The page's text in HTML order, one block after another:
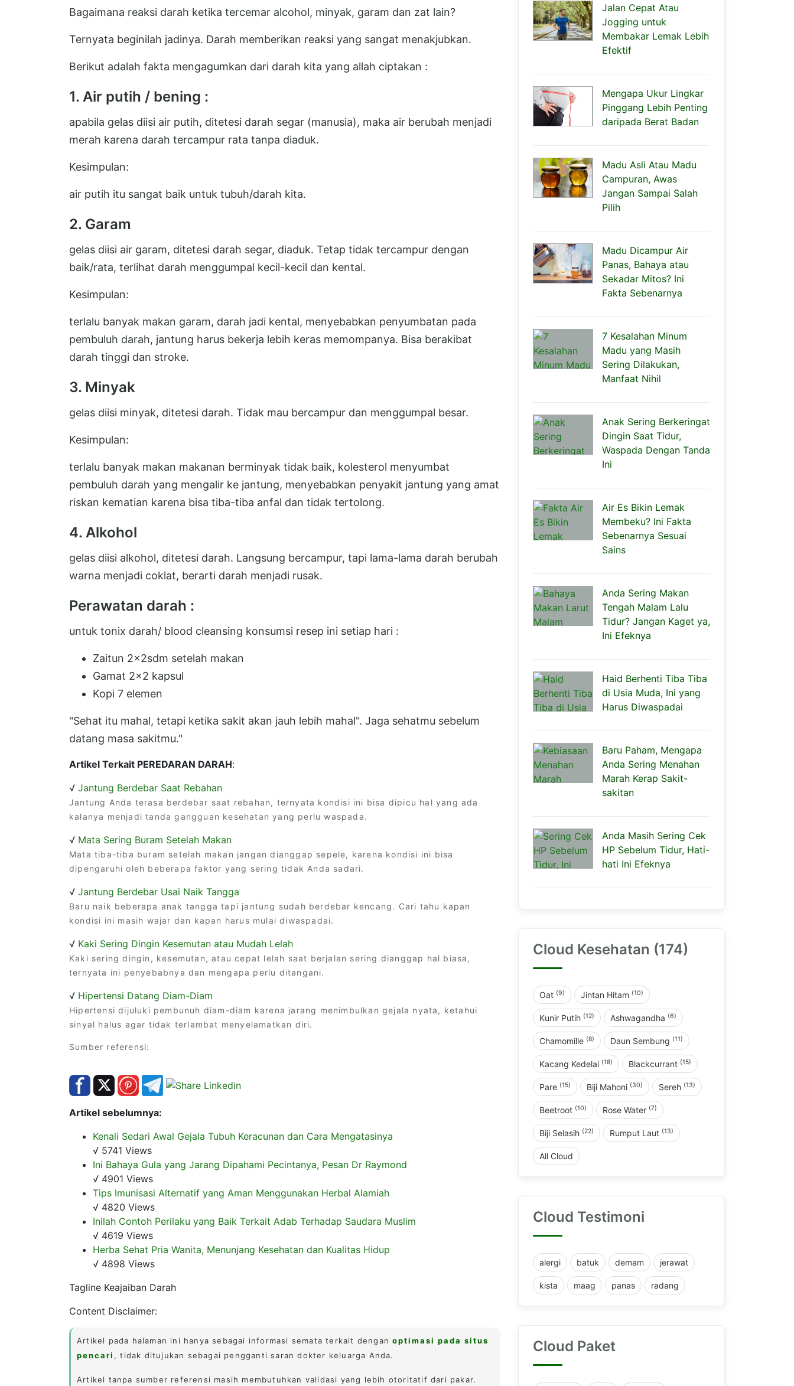
Bagaimana reaksi darah ketika tercemar alcohol, minyak, garam dan zat lain?
Ternyata beginilah jadinya. Darah memberikan reaksi yang sangat menakjubkan.
Berikut adalah fakta mengagumkan dari darah kita yang allah ciptakan :
1. Air putih / bening :
apabila gelas diisi air putih, ditetesi darah segar (manusia), maka air berubah menjadi
merah karena darah tercampur rata tanpa diaduk.
Kesimpulan:
air putih itu sangat baik untuk tubuh/darah kita.
2. Garam
gelas diisi air garam, ditetesi darah segar, diaduk. Tetap tidak tercampur dengan
baik/rata, terlihat darah menggumpal kecil-kecil dan kental.
Kesimpulan:
terlalu banyak makan garam, darah jadi kental, menyebabkan penyumbatan pada
pembuluh darah, jantung harus bekerja lebih keras memompanya. Bisa berakibat
darah tinggi dan stroke.
3. Minyak
gelas diisi minyak, ditetesi darah. Tidak mau bercampur dan menggumpal besar.
Kesimpulan:
terlalu banyak makan makanan berminyak tidak baik, kolesterol menyumbat
pembuluh darah yang mengalir ke jantung, menyebabkan penyakit jantung yang amat
riskan kematian karena bisa tiba-tiba anfal dan tidak tertolong.
4. Alkohol
gelas diisi alkohol, ditetesi darah. Langsung bercampur, tapi lama-lama darah berubah
warna menjadi coklat, berarti darah menjadi rusak.
Perawatan darah :
untuk tonix darah/ blood cleansing konsumsi resep ini setiap hari :
Zaitun 2x2sdm setelah makan
Gamat 2x2 kapsul
Kopi 7 elemen
"Sehat itu mahal, tetapi ketika sakit akan jauh lebih mahal". Jaga sehatmu sebelum
datang masa sakitmu."
Artikel Terkait PEREDARAN DARAH:
√ Jantung Berdebar Saat Rebahan
Jantung Anda terasa berdebar saat rebahan, ternyata kondisi ini bisa dipicu hal yang ada
kalanya menjadi tanda gangguan kesehatan yang perlu waspada.
√ Mata Sering Buram Setelah Makan
Mata tiba-tiba buram setelah makan jangan dianggap sepele, karena kondisi ini bisa
dipengaruhi oleh beberapa faktor yang sering tidak Anda sadari.
√ Jantung Berdebar Usai Naik Tangga
Baru naik beberapa anak tangga tapi jantung sudah berdebar kencang. Cari tahu kapan
kondisi ini masih wajar dan kapan harus mulai diwaspadai.
√ Kaki Sering Dingin Kesemutan atau Mudah Lelah
Kaki sering dingin, kesemutan, atau cepat lelah saat berjalan sering dianggap hal biasa,
ternyata ini penyebabnya dan mengapa perlu ditangani.
√ Hipertensi Datang Diam-Diam
Hipertensi dijuluki pembunuh diam-diam karena jarang menimbulkan gejala nyata, ketahui
sinyal halus agar tidak terlambat menyelamatkan diri.
Sumber referensi:
Artikel sebelumnya:
Kenali Sedari Awal Gejala Tubuh Keracunan dan Cara Mengatasinya
√ 5741 Views
Ini Bahaya Gula yang Jarang Dipahami Pecintanya, Pesan Dr Raymond
√ 4901 Views
Tips Imunisasi Alternatif yang Aman Menggunakan Herbal Alamiah
√ 4820 Views
Inilah Contoh Perilaku yang Baik Terkait Adab Terhadap Saudara Muslim
√ 4619 Views
Herba Sehat Pria Wanita, Menunjang Kesehatan dan Kualitas Hidup
√ 4898 Views
Tagline Keajaiban Darah
Content Disclaimer:
Artikel pada halaman ini hanya sebagai informasi semata terkait denganoptimasi pada situs
pencari , tidak ditujukan sebagai pengganti saran dokter keluarga Anda.
Artikel tanpa sumber referensi masih membutuhkan validasi yang lebih otoritatif dari pakar.
Jalan Cepat Atau
Jogging untuk
Membakar Lemak Lebih
Efektif
Mengapa Ukur Lingkar
Pinggang Lebih Penting
daripada Berat Badan
Madu Asli Atau Madu
Campuran, Awas
Jangan Sampai Salah
Pilih
Madu Dicampur Air
Panas, Bahaya atau
Sekadar Mitos? Ini
Fakta Sebenarnya
7 Kesalahan Minum
Madu yang Masih
Sering Dilakukan,
Manfaat Nihil
Anak Sering Berkeringat
Dingin Saat Tidur,
Waspada Dengan Tanda
Ini
Air Es Bikin Lemak
Membeku? Ini Fakta
Sebenarnya Sesuai
Sains
Anda Sering Makan
Tengah Malam Lalu
Tidur? Jangan Kaget ya,
Ini Efeknya
Haid Berhenti Tiba Tiba
di Usia Muda, Ini yang
Harus Diwaspadai
Baru Paham, Mengapa
Anda Sering Menahan
Marah Kerap Sakit-
sakitan
Anda Masih Sering Cek
HP Sebelum Tidur, Hati-
hati Ini Efeknya
Cloud Kesehatan (174)
Oat (9) Jintan Hitam (10)
Kunir Putih (12) Ashwagandha (6)
Chamomille (8) Daun Sembung (11)
Kacang Kedelai (18) Blackcurrant (15)
Pare (15) Biji Mahoni (30) Sereh (13)
Beetroot (10) Rose Water (7)
Biji Selasih (22) Rumput Laut (13)
All Cloud
Cloud Testimoni
alergi batuk demam jerawat
kista maag panas radang
Cloud Paket